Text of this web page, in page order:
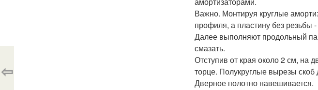
Важно. Монтируя круглые
профиля, а пластину без резьбы
Далее выполняют продольный
смазать.
Отступив от края около 2 см, на
торце. Полукруглые вырезы
Дверное полотно навешивается.
⇦